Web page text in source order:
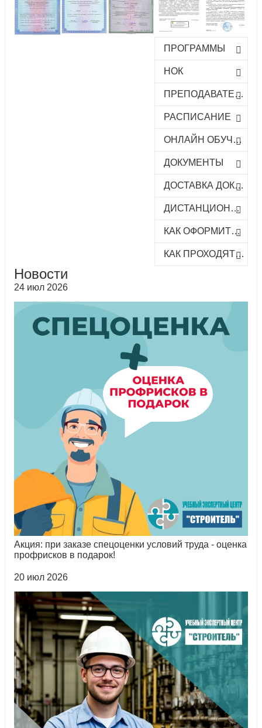
ПРОГРАММЫ
НОК
ПРЕПОДАВАТЕЛИ
РАСПИСАНИЕ
ОНЛАЙН ОБУЧЕНИЕ
ДОКУМЕНТЫ
ДОСТАВКА ДОКУМЕНТОВ
ДИСТАНЦИОННОЕ ОБУЧЕНИЕ
КАК ОФОРМИТЬ ЗАКАЗ КУРСА
КАК ПРОХОДЯТ ОНЛАЙН-КУРСЫ
Новости
24 июл 2026
Акция: при заказе спецоценки условий труда - оценка
профрисков в подарок!
20 июл 2026